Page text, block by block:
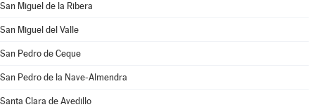
San Miguel de la Ribera
San Miguel del Valle
San Pedro de Ceque
San Pedro de la Nave-Almendra
Santa Clara de Avedillo